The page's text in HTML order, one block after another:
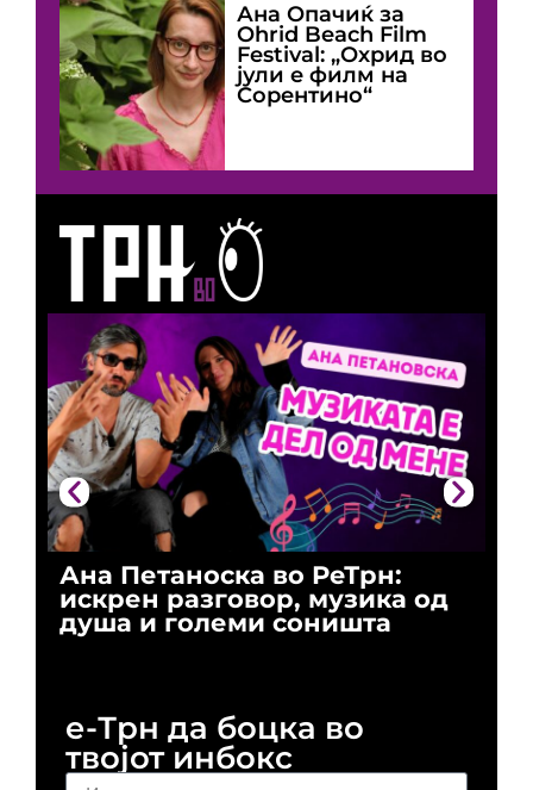
Ана Петаноска во РеТрн:
искрен разговор, музика од
душа и големи соништа
Ана Опачиќ за
Оhrid Beach Film
Festival: „Охрид во
јули е филм на
Сорентино“
е-Трн да боцка во
твојот инбокс